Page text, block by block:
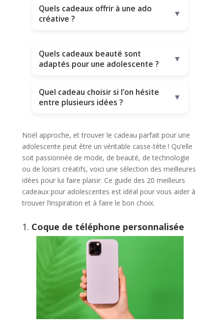
Quels cadeaux offrir à une ado
créative ?
▼
Quels cadeaux beauté sont
adaptés pour une adolescente ?
▼
Quel cadeau choisir si l’on hésite
entre plusieurs idées ?
▼
Noël approche, et trouver le cadeau parfait pour une
adolescente peut être un véritable casse-tête ! Qu’elle
soit passionnée de mode, de beauté, de technologie
ou de loisirs créatifs, voici une sélection des meilleures
idées pour lui faire plaisir. Ce guide des 20 meilleurs
cadeaux pour adolescentes est idéal pour vous aider à
trouver l’inspiration et à faire le bon choix.
1. Coque de téléphone personnalisée